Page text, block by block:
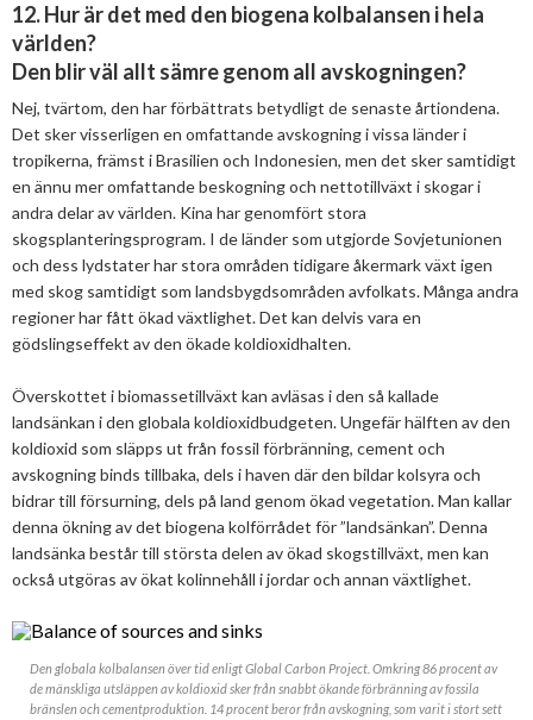
12. Hur är det med den biogena kolbalansen i hela
världen?
Den blir väl allt sämre genom all avskogningen?
Nej, tvärtom, den har förbättrats betydligt de senaste årtiondena.
Det sker visserligen en omfattande avskogning i vissa länder i
tropikerna, främst i Brasilien och Indonesien, men det sker samtidigt
en ännu mer omfattande beskogning och nettotillväxt i skogar i
andra delar av världen. Kina har genomfört stora
skogsplanteringsprogram. I de länder som utgjorde Sovjetunionen
och dess lydstater har stora områden tidigare åkermark växt igen
med skog samtidigt som landsbygdsområden avfolkats. Många andra
regioner har fått ökad växtlighet. Det kan delvis vara en
gödslingseffekt av den ökade koldioxidhalten.
Överskottet i biomassetillväxt kan avläsas i den så kallade
landsänkan i den globala koldioxidbudgeten. Ungefär hälften av den
koldioxid som släpps ut från fossil förbränning, cement och
avskogning binds tillbaka, dels i haven där den bildar kolsyra och
bidrar till försurning, dels på land genom ökad vegetation. Man kallar
denna ökning av det biogena kolförrådet för ”landsänkan”. Denna
landsänka består till största delen av ökad skogstillväxt, men kan
också utgöras av ökat kolinnehåll i jordar och annan växtlighet.
Den globala kolbalansen över tid enligt Global Carbon Project. Omkring 86 procent av
de mänskliga utsläppen av koldioxid sker från snabbt ökande förbränning av fossila
bränslen och cementproduktion. 14 procent beror från avskogning, som varit i stort sett